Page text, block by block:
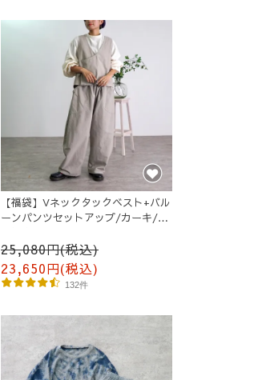
【福袋】Vネックタックベスト+バル
ーンパンツセットアップ/カーキ/三
25,080円(税込)
23,650円(税込)
132件